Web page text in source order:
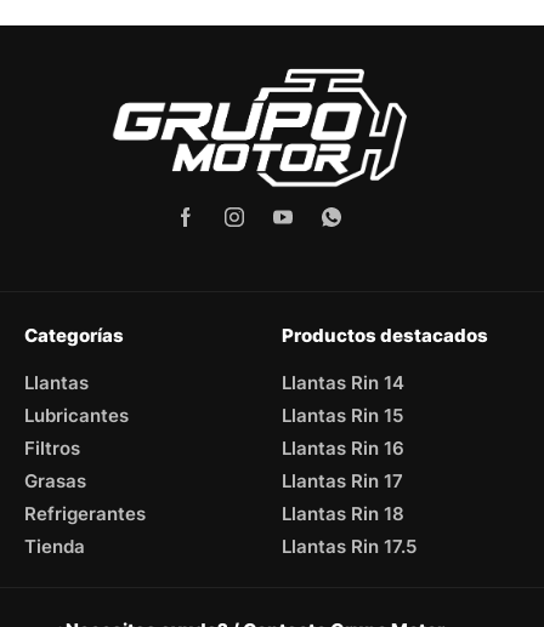
Categorías
Llantas
Lubricantes
Filtros
Grasas
Refrigerantes
Tienda
Productos destacados
Llantas Rin 14
Llantas Rin 15
Llantas Rin 16
Llantas Rin 17
Llantas Rin 18
Llantas Rin 17.5